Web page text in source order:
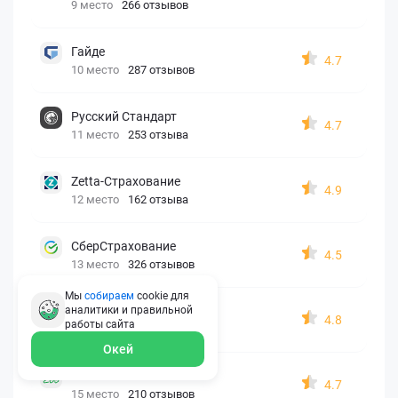
9 место 266 отзывов
Гайде
10 место 287 отзывов
4.7
Русский Стандарт
11 место 253 отзыва
4.7
Zetta-Страхование
12 место 162 отзыва
4.9
СберСтрахование
13 место 326 отзывов
4.5
Евроинс
14 место 187 отзывов
4.8
15 место 210 отзывов
4.7
Мы собираем cookie для
аналитики и правильной
работы сайта
Окей